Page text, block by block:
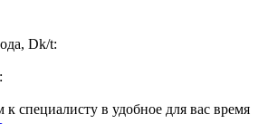
Dk/t:
специалисту в удобное для вас время